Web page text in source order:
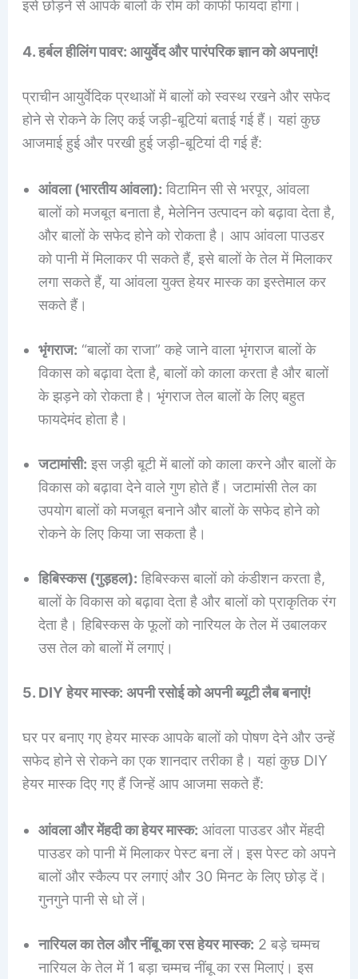
इसे छोड़ने से आपके बालों के रोम को काफी फायदा होगा।
4. हर्बल हीलिंग पावर: आयुर्वेद और पारंपरिक ज्ञान को अपनाएं!
प्राचीन आयुर्वेदिक प्रथाओं में बालों को स्वस्थ रखने और सफेद
होने से रोकने के लिए कई जड़ी-बूटियां बताई गई हैं। यहां कुछ
आजमाई हुई और परखी हुई जड़ी-बूटियां दी गई हैं:
आंवला (भारतीय आंवला): विटामिन सी से भरपूर, आंवला
बालों को मजबूत बनाता है, मेलेनिन उत्पादन को बढ़ावा देता है,
और बालों के सफेद होने को रोकता है। आप आंवला पाउडर
को पानी में मिलाकर पी सकते हैं, इसे बालों के तेल में मिलाकर
लगा सकते हैं, या आंवला युक्त हेयर मास्क का इस्तेमाल कर
सकते हैं।
भृंगराज: “बालों का राजा” कहे जाने वाला भृंगराज बालों के
विकास को बढ़ावा देता है, बालों को काला करता है और बालों
के झड़ने को रोकता है। भृंगराज तेल बालों के लिए बहुत
फायदेमंद होता है।
जटामांसी: इस जड़ी बूटी में बालों को काला करने और बालों के
विकास को बढ़ावा देने वाले गुण होते हैं। जटामांसी तेल का
उपयोग बालों को मजबूत बनाने और बालों के सफेद होने को
रोकने के लिए किया जा सकता है।
हिबिस्कस (गुड़हल): हिबिस्कस बालों को कंडीशन करता है,
बालों के विकास को बढ़ावा देता है और बालों को प्राकृतिक रंग
देता है। हिबिस्कस के फूलों को नारियल के तेल में उबालकर
उस तेल को बालों में लगाएं।
5. DIY हेयर मास्क: अपनी रसोई को अपनी ब्यूटी लैब बनाएं!
घर पर बनाए गए हेयर मास्क आपके बालों को पोषण देने और उन्हें
सफेद होने से रोकने का एक शानदार तरीका है। यहां कुछ DIY
हेयर मास्क दिए गए हैं जिन्हें आप आजमा सकते हैं:
आंवला और मेंहदी का हेयर मास्क: आंवला पाउडर और मेंहदी
पाउडर को पानी में मिलाकर पेस्ट बना लें। इस पेस्ट को अपने
बालों और स्कैल्प पर लगाएं और 30 मिनट के लिए छोड़ दें।
गुनगुने पानी से धो लें।
नारियल का तेल और नींबू का रस हेयर मास्क: 2 बड़े चम्मच
नारियल के तेल में 1 बड़ा चम्मच नींबू का रस मिलाएं। इस